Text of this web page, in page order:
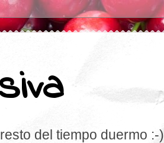
del tiempo duermo :-)